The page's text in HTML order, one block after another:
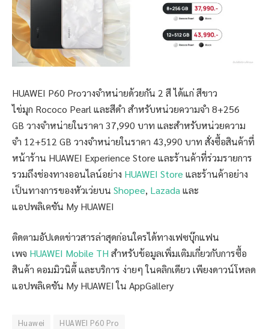
HUAWEI P60 Proวางจำหน่ายด้วยกัน 2 สี ได้แก่ สีขาว
ไข่มุก Rococo Pearl และสีดำ สำหรับหน่วยความจำ 8+256
GB วางจำหน่ายในราคา 37,990 บาท และสำหรับหน่วยความ
จำ 12+512 GB วางจำหน่ายในราคา 43,990 บาท สั่งซื้อสินค้าที่
หน้าร้าน HUAWEI Experience Store และร้านค้าที่ร่วมรายการ
รวมถึงช่องทางออนไลน์อย่าง HUAWEI Store และร้านค้าอย่าง
เป็นทางการของหัวเว่ยบน Shopee, Lazada และ
แอปพลิเคชัน My HUAWEI
ติดตามอัปเดตข่าวสารล่าสุดก่อนใครได้ทางเฟซบุ๊กแฟน
เพจ HUAWEI Mobile TH สำหรับข้อมูลเพิ่มเติมเกี่ยวกับการซื้อ
สินค้า คอมมิวนิตี้ และบริการ ง่ายๆ ในคลิกเดียว เพียงดาวน์โหลด
แอปพลิเคชัน My HUAWEI ใน AppGallery
Huawei HUAWEI P60 Pro